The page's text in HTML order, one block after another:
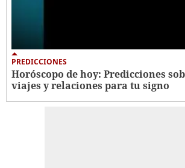
PREDICCIONES
Horóscopo de hoy: Predicciones
viajes y relaciones para tu signo